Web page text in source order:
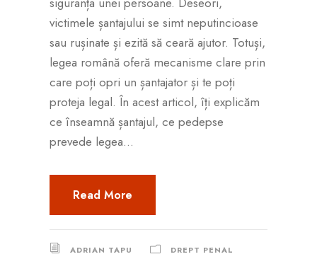
victimele șantajului se simt neputincioase
sau rușinate și ezită să ceară ajutor. Totuși,
legea română oferă mecanisme clare prin
care poți opri un șantajator și te poți
proteja legal. În acest articol, îți explicăm
ce înseamnă șantajul, ce pedepse
prevede legea...
Read More
ADRIAN TAPU DREPT PENAL